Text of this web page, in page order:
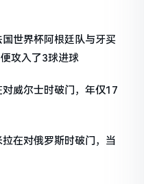
世界杯阿根廷队与牙买
攻入了3球进球
威尔士时破门，年仅17
在对俄罗斯时破门，当